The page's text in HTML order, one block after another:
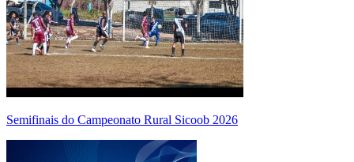
Semifinais do Campeonato Rural Sicoob 2026